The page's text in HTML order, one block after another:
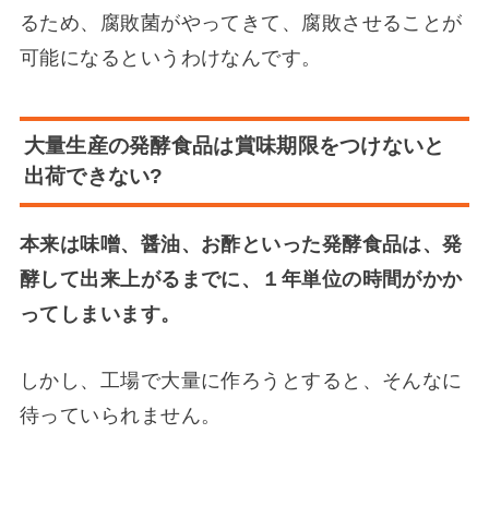
るため、腐敗菌がやってきて、腐敗させることが
可能になるというわけなんです。
大量生産の発酵食品は賞味期限をつけないと
出荷できない?
本来は味噌、醤油、お酢といった発酵食品は、発
酵して出来上がるまでに、１年単位の時間がかか
ってしまいます。
しかし、工場で大量に作ろうとすると、そんなに
待っていられません。